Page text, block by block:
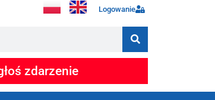
Logowanie
zdarzenie